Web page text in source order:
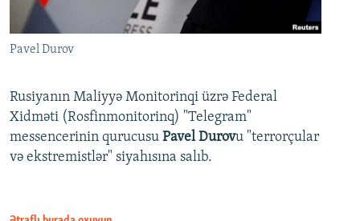
Pavel Durov
Rusiyanın Maliyyə Monitorinqi üzrə Federal
Xidməti (Rosfinmonitorinq) "Telegram"
messencerinin qurucusu Pavel Durovu "terrorçular
və ekstremistlər" siyahısına salıb.